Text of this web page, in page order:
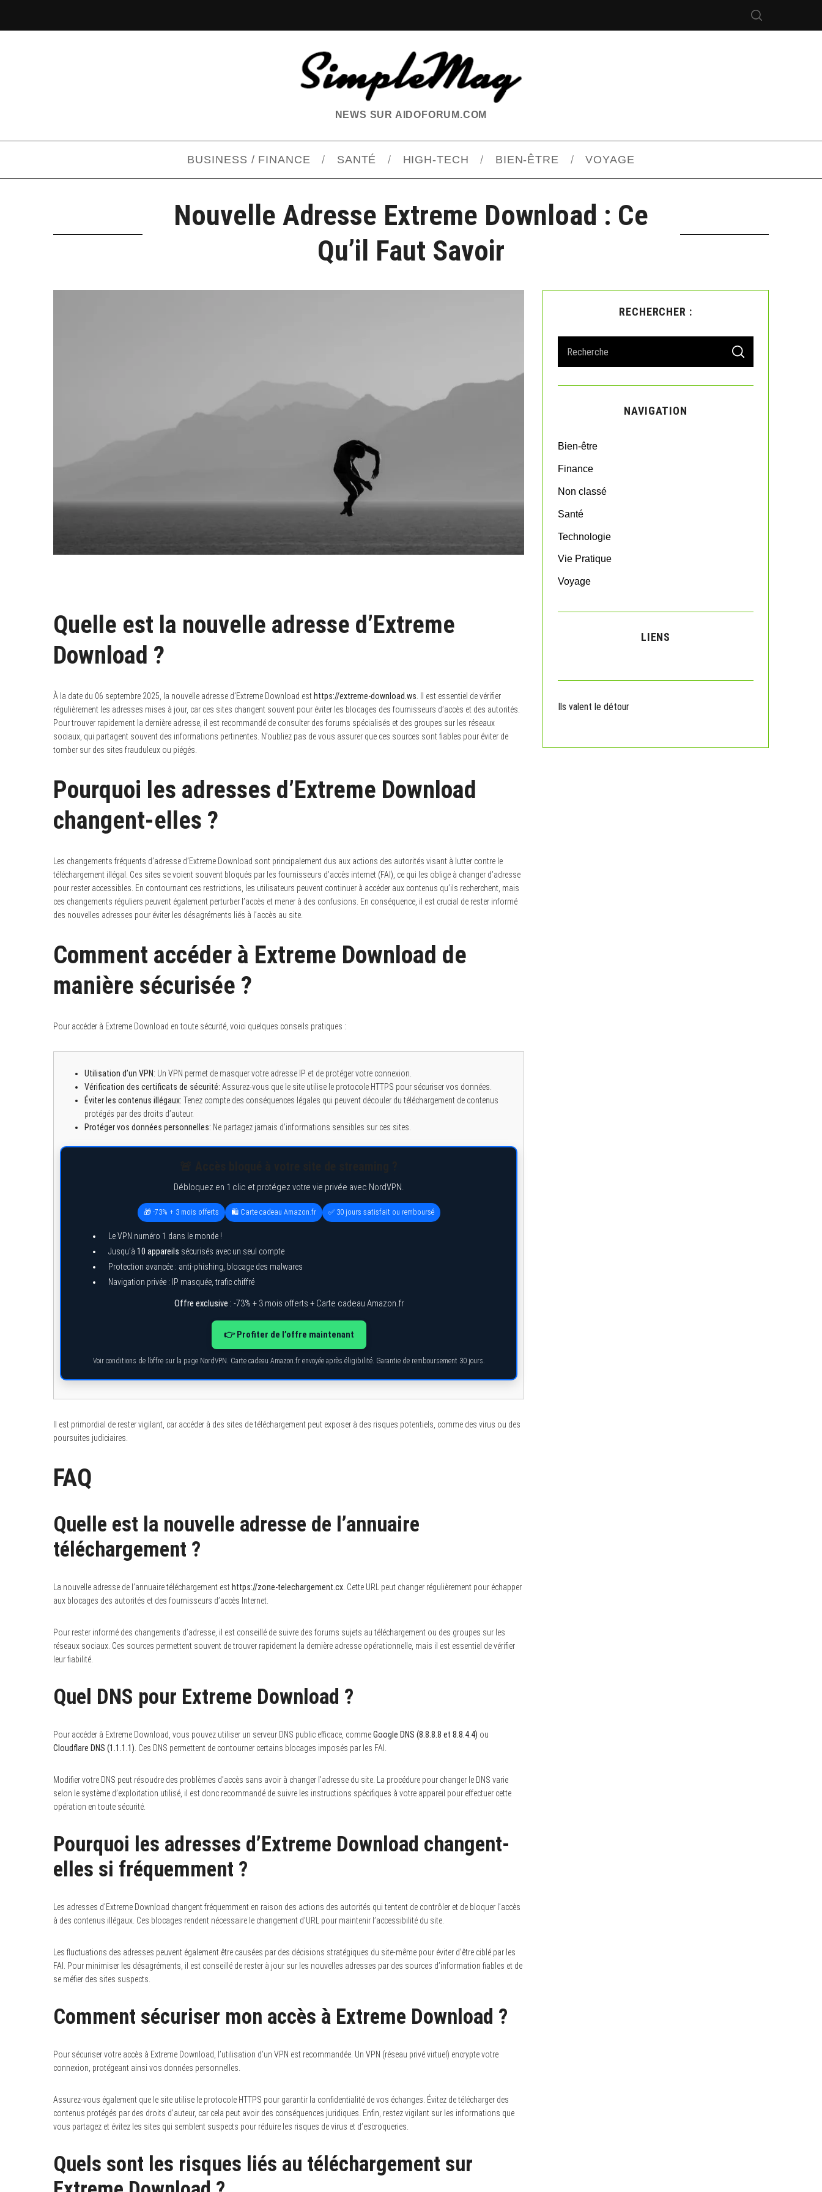
NEWS SUR AIDOFORUM.COM
BUSINESS / FINANCE SANTÉ HIGH-TECH BIEN-ÊTRE VOYAGE
Nouvelle Adresse Extreme Download : Ce
Qu’il Faut Savoir
Quelle est la nouvelle adresse d’Extreme
Download ?
À la date du 06 septembre 2025, la nouvelle adresse d’Extreme Download est https://extreme-download.ws. Il est essentiel de vérifier
régulièrement les adresses mises à jour, car ces sites changent souvent pour éviter les blocages des fournisseurs d’accès et des autorités.
Pour trouver rapidement la dernière adresse, il est recommandé de consulter des forums spécialisés et des groupes sur les réseaux
sociaux, qui partagent souvent des informations pertinentes. N’oubliez pas de vous assurer que ces sources sont fiables pour éviter de
tomber sur des sites frauduleux ou piégés.
Pourquoi les adresses d’Extreme Download
changent-elles ?
Les changements fréquents d’adresse d’Extreme Download sont principalement dus aux actions des autorités visant à lutter contre le
téléchargement illégal. Ces sites se voient souvent bloqués par les fournisseurs d’accès internet (FAI), ce qui les oblige à changer d’adresse
pour rester accessibles. En contournant ces restrictions, les utilisateurs peuvent continuer à accéder aux contenus qu’ils recherchent, mais
ces changements réguliers peuvent également perturber l’accès et mener à des confusions. En conséquence, il est crucial de rester informé
des nouvelles adresses pour éviter les désagréments liés à l’accès au site.
Comment accéder à Extreme Download de
manière sécurisée ?
Pour accéder à Extreme Download en toute sécurité, voici quelques conseils pratiques :
Utilisation d’un VPN: Un VPN permet de masquer votre adresse IP et de protéger votre connexion.
Vérification des certificats de sécurité: Assurez-vous que le site utilise le protocole HTTPS pour sécuriser vos données.
Éviter les contenus illégaux: Tenez compte des conséquences légales qui peuvent découler du téléchargement de contenus
protégés par des droits d’auteur.
Protéger vos données personnelles: Ne partagez jamais d’informations sensibles sur ces sites.
Débloquez en 1 clic et protégez votre vie privée avec NordVPN.
🎁 -73% + 3 mois offerts 🛍️ Carte cadeau Amazon.fr ✅ 30 jours satisfait ou remboursé
Le VPN numéro 1 dans le monde !
Jusqu’à 10 appareils sécurisés avec un seul compte
Protection avancée : anti-phishing, blocage des malwares
Navigation privée : IP masquée, trafic chiffré
Offre exclusive : -73% + 3 mois offerts + Carte cadeau Amazon.fr
👉 Profiter de l’offre maintenant
Voir conditions de l’offre sur la page NordVPN. Carte cadeau Amazon.fr envoyée après éligibilité. Garantie de remboursement 30 jours.
Il est primordial de rester vigilant, car accéder à des sites de téléchargement peut exposer à des risques potentiels, comme des virus ou des
poursuites judiciaires.
FAQ
Quelle est la nouvelle adresse de l’annuaire
téléchargement ?
La nouvelle adresse de l’annuaire téléchargement est https://zone-telechargement.cx. Cette URL peut changer régulièrement pour échapper
aux blocages des autorités et des fournisseurs d’accès Internet.
Pour rester informé des changements d’adresse, il est conseillé de suivre des forums sujets au téléchargement ou des groupes sur les
réseaux sociaux. Ces sources permettent souvent de trouver rapidement la dernière adresse opérationnelle, mais il est essentiel de vérifier
leur fiabilité.
Quel DNS pour Extreme Download ?
Pour accéder à Extreme Download, vous pouvez utiliser un serveur DNS public efficace, commeGoogle DNS (8.8.8.8 et 8.8.4.4) ou
Cloudflare DNS (1.1.1.1). Ces DNS permettent de contourner certains blocages imposés par les FAI.
Modifier votre DNS peut résoudre des problèmes d’accès sans avoir à changer l’adresse du site. La procédure pour changer le DNS varie
selon le système d’exploitation utilisé, il est donc recommandé de suivre les instructions spécifiques à votre appareil pour effectuer cette
opération en toute sécurité.
Pourquoi les adresses d’Extreme Download changent-
elles si fréquemment ?
Les adresses d’Extreme Download changent fréquemment en raison des actions des autorités qui tentent de contrôler et de bloquer l’accès
à des contenus illégaux. Ces blocages rendent nécessaire le changement d’URL pour maintenir l’accessibilité du site.
Les fluctuations des adresses peuvent également être causées par des décisions stratégiques du site-même pour éviter d’être ciblé par les
FAI. Pour minimiser les désagréments, il est conseillé de rester à jour sur les nouvelles adresses par des sources d’information fiables et de
se méfier des sites suspects.
Comment sécuriser mon accès à Extreme Download ?
Pour sécuriser votre accès à Extreme Download, l’utilisation d’un VPN est recommandée. Un VPN (réseau privé virtuel) encrypte votre
connexion, protégeant ainsi vos données personnelles.
Assurez-vous également que le site utilise le protocole HTTPS pour garantir la confidentialité de vos échanges. Évitez de télécharger des
contenus protégés par des droits d’auteur, car cela peut avoir des conséquences juridiques. Enfin, restez vigilant sur les informations que
vous partagez et évitez les sites qui semblent suspects pour réduire les risques de virus et d’escroqueries.
Quels sont les risques liés au téléchargement sur
RECHERCHER :
a
r
o
S
A
C
NAVIGATION
Bien-être
Finance
Non classé
Santé
Technologie
Vie Pratique
Voyage
LIENS
Ils valent le détour
r